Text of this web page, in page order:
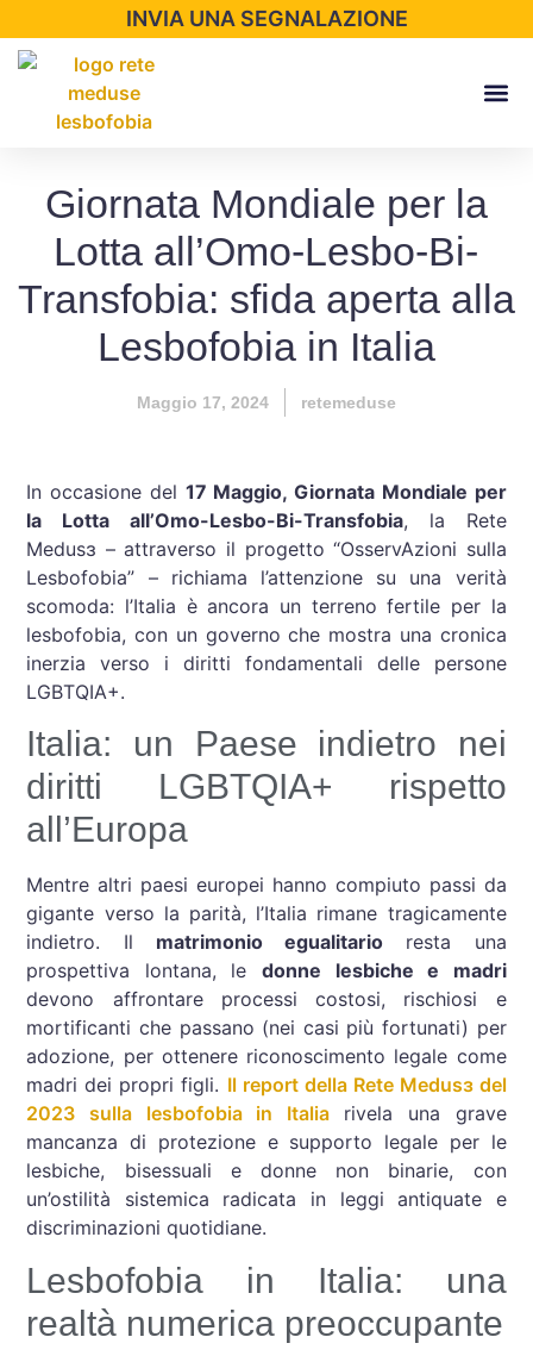
INVIA UNA SEGNALAZIONE
Giornata Mondiale per la
Lotta all’Omo-Lesbo-Bi-
Transfobia: sfida aperta alla
Lesbofobia in Italia
Maggio 17, 2024 retemeduse
In occasione del 17 Maggio, Giornata Mondiale per
la Lotta all’Omo-Lesbo-Bi-Transfobia, la Rete
Medusɜ – attraverso il progetto “OsservAzioni sulla
Lesbofobia” – richiama l’attenzione su una verità
scomoda: l’Italia è ancora un terreno fertile per la
lesbofobia, con un governo che mostra una cronica
inerzia verso i diritti fondamentali delle persone
LGBTQIA+.
Italia: un Paese indietro nei
diritti LGBTQIA+ rispetto
all’Europa
Mentre altri paesi europei hanno compiuto passi da
gigante verso la parità, l’Italia rimane tragicamente
indietro. Il matrimonio egualitario resta una
prospettiva lontana, le donne lesbiche e madri
devono affrontare processi costosi, rischiosi e
mortificanti che passano (nei casi più fortunati) per
adozione, per ottenere riconoscimento legale come
madri dei propri figli. Il report della Rete Medusɜ del
2023 sulla lesbofobia in Italiarivela una grave
mancanza di protezione e supporto legale per le
lesbiche, bisessuali e donne non binarie, con
un’ostilità sistemica radicata in leggi antiquate e
discriminazioni quotidiane.
Lesbofobia in Italia: una
realtà numerica preoccupante